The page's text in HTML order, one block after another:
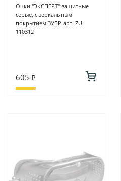
Очки "ЭКСПЕРТ" защитные
серые, с зеркальным
покрытием ЗУБР арт. ZU-
110312
605 ₽